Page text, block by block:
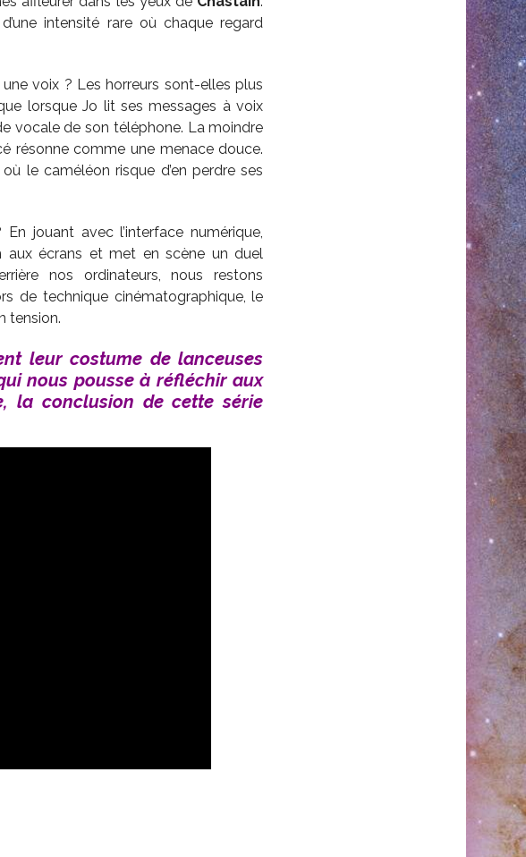
intensité rare où chaque regard
voix ? Les horreurs sont-elles plus
lorsque Jo lit ses messages à voix
vocale de son téléphone. La moindre
résonne comme une menace douce.
le caméléon risque d’en perdre ses
jouant avec l’interface numérique,
aux écrans et met en scène un duel
nos ordinateurs, nous restons
de technique cinématographique, le
tension.
leur costume de lanceuses
nous pousse à réfléchir aux
la conclusion de cette série